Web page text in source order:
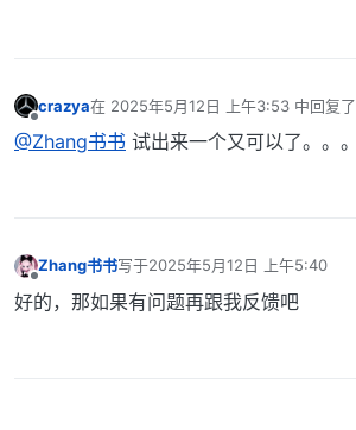
crazya在 2025年5月12日 上午3:53 中回复了
最后由 编辑
@Zhang书书 试出来一个又可以了。。。
Zhang书书写于2025年5月12日 上午5:40
最后由 编辑
好的，那如果有问题再跟我反馈吧